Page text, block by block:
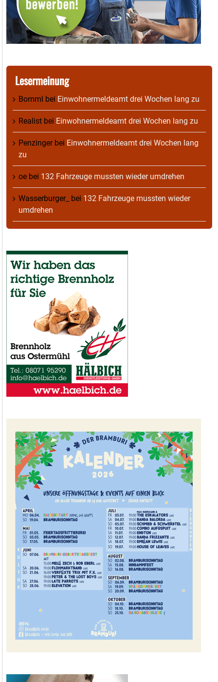
Lesermeinung
Bomml bei Einwohnermeldeamt drei Wochen lang zu
Realist bei Einwohnermeldeamt drei Wochen lang zu
Penzingerbei Einwohnermeldeamt drei Wochen lang
zu
oe bei 132 Fahrzeuge mussten wieder umdrehen
Wasserburger_ bei 132 Fahrzeuge mussten wieder
umdrehen